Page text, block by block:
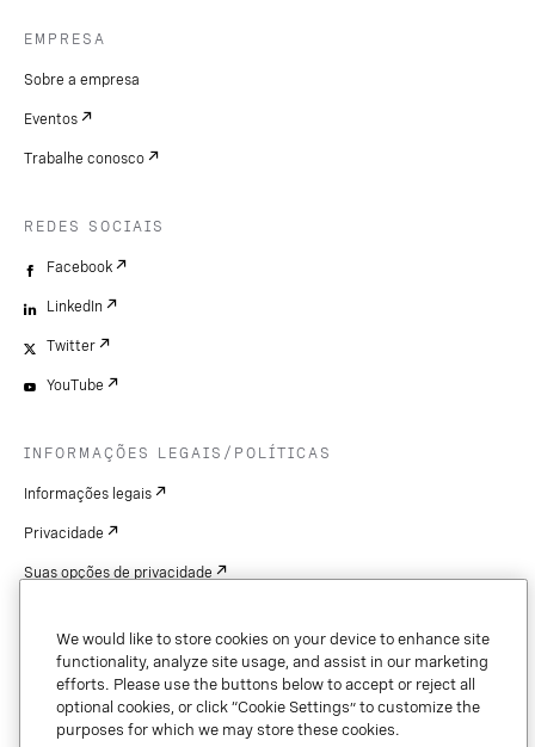
EMPRESA
Sobre a empresa
Eventos
Trabalhe conosco
REDES SOCIAIS
Facebook
LinkedIn
Twitter
YouTube
INFORMAÇÕES LEGAIS/POLÍTICAS
Informações legais
Privacidade
Suas opções de privacidade
Patentes
Copyright
Segurança e confiança
We would like to store cookies on your device to enhance site
functionality, analyze site usage, and assist in our marketing
efforts. Please use the buttons below to accept or reject all
optional cookies, or click “Cookie Settings” to customize the
purposes for which we may store these cookies.